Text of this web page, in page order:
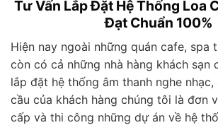
Tư Vấn Lắp Đặt Hệ Thống Loa
Đạt Chuẩn 100%
Hiện nay ngoài những quán cafe, spa
còn có cả những nhà hàng khách sạn
lắp đặt hệ thống âm thanh nghe nhạc,
cầu của khách hàng chúng tôi là đơn
cấp và thi công những dự án về hệ